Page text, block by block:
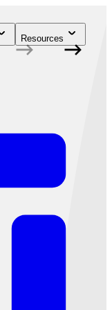
Resources